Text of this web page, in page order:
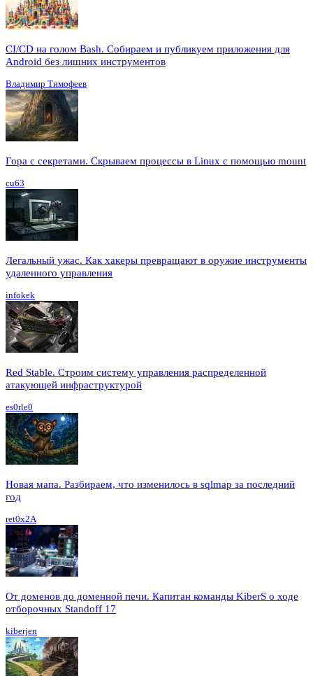
CI/CD на голом Bash. Собираем и публикуем приложения для
Android без лишних инструментов
Владимир Тимофеев
Гора с секретами. Скрываем процессы в Linux c помощью mount
cu63
Легальный ужас. Как хакеры превращают в оружие инструменты
удаленного управления
infokek
Red Stable. Строим систему управления распределенной
атакующей инфраструктурой
es0rle0
Новая мапа. Разбираем, что изменилось в sqlmap за последний
год
ret0x2A
От доменов до доменной печи. Капитан команды KiberS о ходе
отборочных Standoff 17
kiberjen